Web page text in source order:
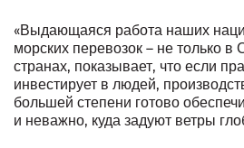
«Выдающаяся работа наших
морских перевозок – не только
странах, показывает, что если
инвестирует в людей,
большей степени готово
и неважно, куда задуют ветры